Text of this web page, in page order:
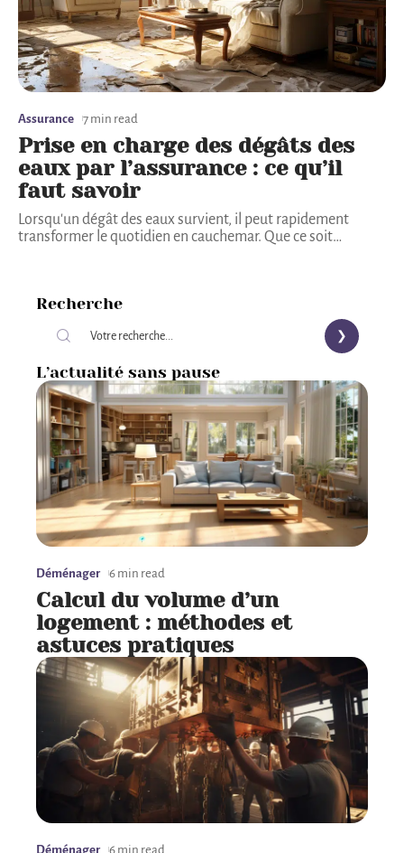
Assurance 7 min read
Prise en charge des dégâts des
eaux par l’assurance : ce qu’il
faut savoir
Lorsqu'un dégât des eaux survient, il peut rapidement
transformer le quotidien en cauchemar. Que ce soit…
Recherche
L’actualité sans pause
Déménager 6 min read
Calcul du volume d’un
logement : méthodes et
astuces pratiques
Déménager 6 min read